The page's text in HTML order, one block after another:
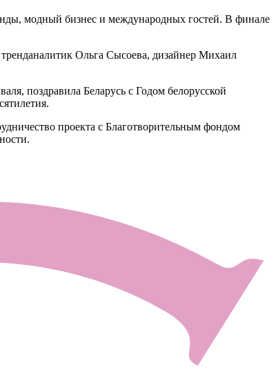
модный бизнес и международных гостей. В финале
Ольга Сысоева, дизайнер Михаил
поздравила Беларусь с Годом белорусской
проекта с Благотворительным фондом